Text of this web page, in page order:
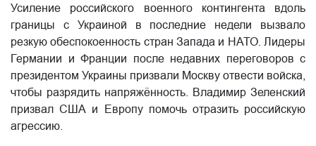
Усиление российского военного контингента вдоль
границы с Украиной в последние недели вызвало
резкую обеспокоенность стран Запада и НАТО. Лидеры
Германии и Франции после недавних переговоров с
президентом Украины призвали Москву отвести войска,
чтобы разрядить напряжённость. Владимир Зеленский
призвал США и Европу помочь отразить российскую
агрессию.